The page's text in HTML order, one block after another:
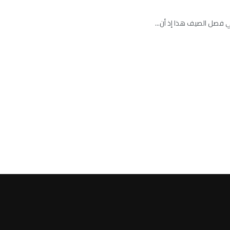
فصل الصيف هذا إذ أن...